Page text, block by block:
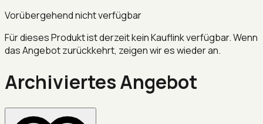
Vorübergehend nicht verfügbar
Für dieses Produkt ist derzeit kein Kauflink verfügbar. Wenn
das Angebot zurückkehrt, zeigen wir es wieder an.
Archiviertes Angebot